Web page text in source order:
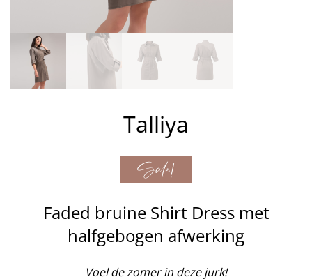
Talliya
Sale!
Faded bruine Shirt Dress met
halfgebogen afwerking
Voel de zomer in deze jurk!